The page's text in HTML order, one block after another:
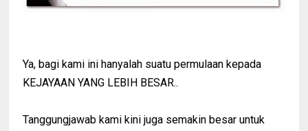
Ya, bagi kami ini hanyalah suatu permulaan kepada
KEJAYAAN YANG LEBIH BESAR..
Tanggungjawab kami kini juga semakin besar untuk